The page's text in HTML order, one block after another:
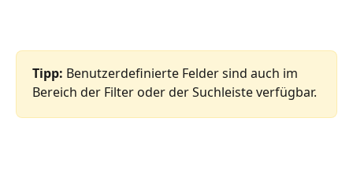
Tipp: Benutzerdefinierte Felder sind auch im
Bereich der Filter oder der Suchleiste verfügbar.